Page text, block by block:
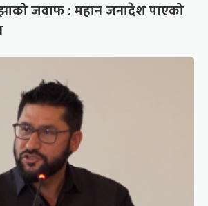
जवाफ : महान जनादेश पाएको